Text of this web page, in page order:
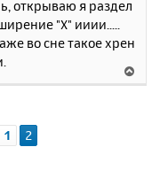
открываю я раздел
"X" ииии.....
во сне такое хрен
е
Пред.
1 2